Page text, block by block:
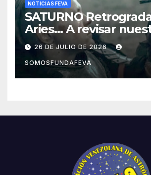
NOTICIAS FEVA
SATURNO
Aries… A revisar
acciones pasadas y
mejor las futuras
26 DE JULIO DE 2026
SOMOSFUNDAFEVA